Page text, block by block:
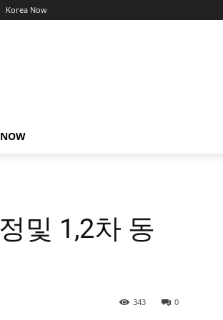
Korea Now
및 1,2차 동
0
343